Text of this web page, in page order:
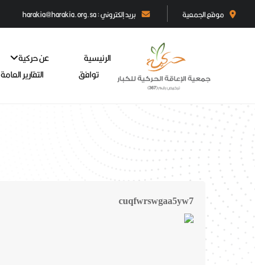
موقع الجمعية بريد إلكتروني : harakia@harakia.org.sa
الرئيسية عن حركية
توافق
التقارير العامة
cuqfwrswgaa5yw7